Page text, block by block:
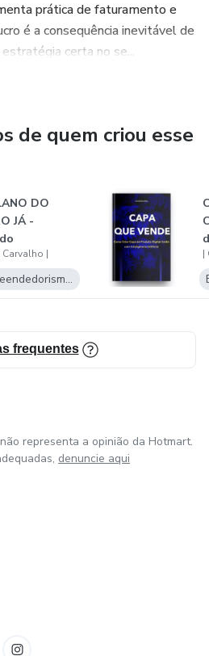
prática de faturamento e
é a consequência inevitável de
certa no se...
de quem criou esse
DO
JÁ -
-
Par...
Carvalho |
Empreendedorismo Digital
|
frequentes
representa a opinião da Hotmart.
denuncie aqui